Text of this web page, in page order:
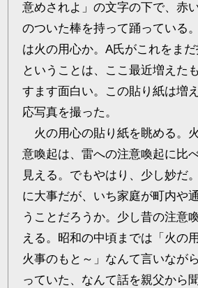
意めされよ」の文字の下で、赤
のついた棒を持って踊っている
は火の用心か。A氏がこれをま
ということは、ここ最近増えた
すます面白い。この貼り紙は増
応写真を撮った。
火の用心の貼り紙を眺める。
意喚起は、雷への注意喚起に比
見える。でもやはり、少し妙だ
に大事だが、いち家庭が町内や
うことだろうか。少し昔の注意
える。昭和の中頃までは「火の
火事のもと～」なんて言いなが
っていた、なんて話を親父から